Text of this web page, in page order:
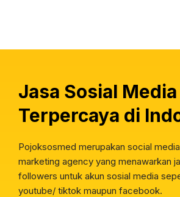
Jasa Sosial Media
Terpercaya di
Pojoksosmed merupakan social
marketing agency yang menawarkan
followers untuk akun sosial media
youtube/ tiktok maupun facebook.